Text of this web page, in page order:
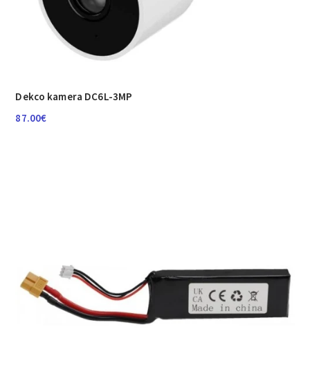
Dekco kamera DC6L-3MP
87.00€